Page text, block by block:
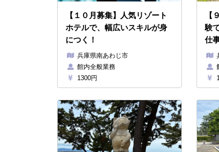
【１０月募集】人気リゾート
ホテルで、幅広いスキルが身
につく！
兵庫県南あわじ市
館内全般業務
1300円
【
験
仕